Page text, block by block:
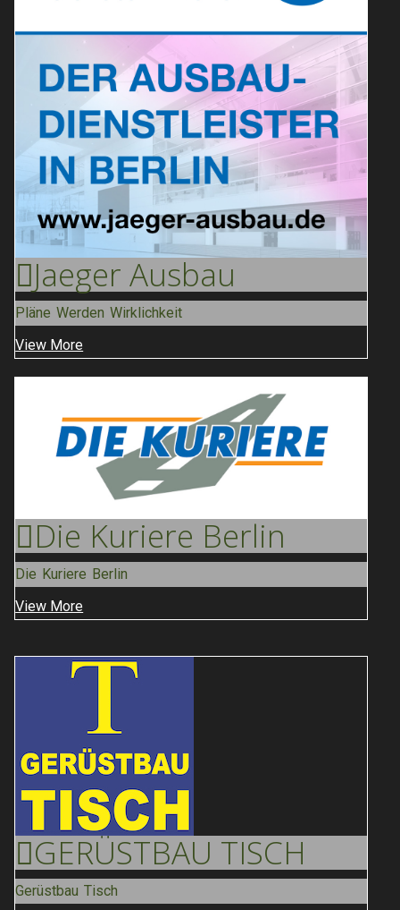
Jaeger Ausbau
Pläne Werden Wirklichkeit
View More
Die Kuriere Berlin
Die Kuriere Berlin
View More
GERÜSTBAU TISCH
Gerüstbau Tisch